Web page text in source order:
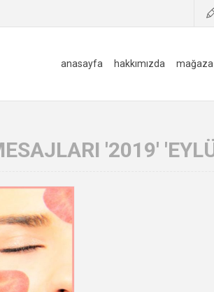
anasayfa hakkımızda mağaza
'2019'